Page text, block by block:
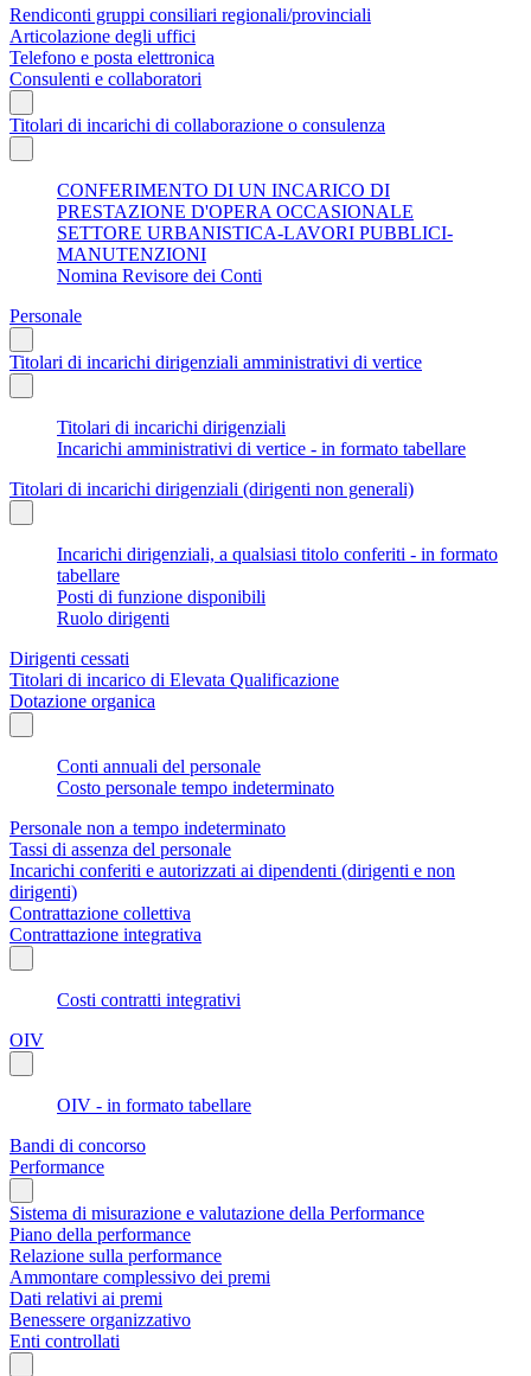
Rendiconti gruppi consiliari regionali/provinciali
Articolazione degli uffici
Telefono e posta elettronica
Consulenti e collaboratori
Titolari di incarichi di collaborazione o consulenza
CONFERIMENTO DI UN INCARICO DI
PRESTAZIONE D'OPERA OCCASIONALE
SETTORE URBANISTICA-LAVORI PUBBLICI-
MANUTENZIONI
Nomina Revisore dei Conti
Personale
Titolari di incarichi dirigenziali amministrativi di vertice
Titolari di incarichi dirigenziali
Incarichi amministrativi di vertice - in formato tabellare
Titolari di incarichi dirigenziali (dirigenti non generali)
Incarichi dirigenziali, a qualsiasi titolo conferiti - in formato
tabellare
Posti di funzione disponibili
Ruolo dirigenti
Dirigenti cessati
Titolari di incarico di Elevata Qualificazione
Dotazione organica
Conti annuali del personale
Costo personale tempo indeterminato
Personale non a tempo indeterminato
Tassi di assenza del personale
Incarichi conferiti e autorizzati ai dipendenti (dirigenti e non
dirigenti)
Contrattazione collettiva
Contrattazione integrativa
Costi contratti integrativi
OIV
OIV - in formato tabellare
Bandi di concorso
Performance
Sistema di misurazione e valutazione della Performance
Piano della performance
Relazione sulla performance
Ammontare complessivo dei premi
Dati relativi ai premi
Benessere organizzativo
Enti controllati